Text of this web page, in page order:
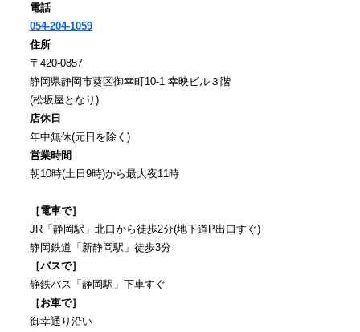
電話
054-204-1059
住所
〒420-0857
静岡県静岡市葵区御幸町10-1 幸映ビル３階
(松坂屋となり)
店休日
年中無休(元日を除く)
営業時間
朝10時(土日9時)から最大夜11時
［電車で］
JR「静岡駅」北口から徒歩2分(地下道P出口すぐ)
静岡鉄道「新静岡駅」徒歩3分
［バスで］
静鉄バス「静岡駅」下車すぐ
［お車で］
御幸通り沿い